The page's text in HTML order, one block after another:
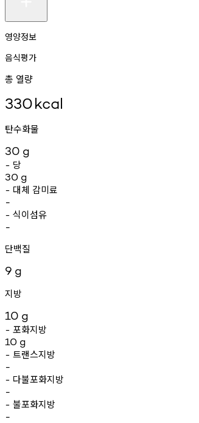
영양정보
음식평가
총 열량
330kcal
탄수화물
30 g
- 당
30 g
- 대체 감미료
-
- 식이섬유
-
단백질
9 g
지방
10 g
- 포화지방
10 g
- 트랜스지방
-
- 다불포화지방
-
- 불포화지방
-